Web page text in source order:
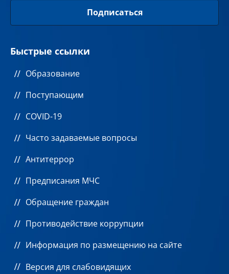
Быстрые ссылки
Образование
Поступающим
COVID-19
Часто задаваемые вопросы
Антитеррор
Предписания МЧС
Обращение граждан
Противодействие коррупции
Информация по размещению на сайте
Версия для слабовидящих